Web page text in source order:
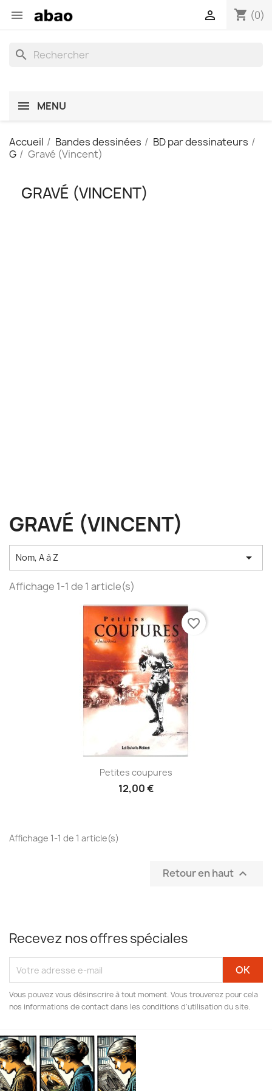
 shopping_cart (0)

search
MENU
Accueil Bandes dessinées
BD par dessinateurs
G
Gravé (Vincent)
GRAVÉ (VINCENT)
GRAVÉ (VINCENT)
Nom, A à Z 
Affichage 1-1 de 1 article(s)
Petites coupures
12,00 €
favorite_border
Affichage 1-1 de 1 article(s)
Retour en haut 
Recevez nos offres spéciales
Vous pouvez vous désinscrire à tout moment. Vous trouverez pour cela
nos informations de contact dans les conditions d'utilisation du site.